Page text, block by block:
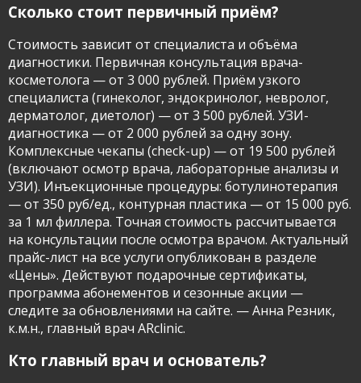
Сколько стоит первичный приём?
Стоимость зависит от специалиста и объёма
диагностики. Первичная консультация врача-
косметолога — от 3 000 рублей. Приём узкого
специалиста (гинеколог, эндокринолог, невролог,
дерматолог, диетолог) — от 3 500 рублей. УЗИ-
диагностика — от 2 000 рублей за одну зону.
Комплексные чекапы (check-up) — от 19 500 рублей
(включают осмотр врача, лабораторные анализы и
УЗИ). Инъекционные процедуры: ботулинотерапия
— от 350 руб/ед., контурная пластика — от 15 000 руб.
за 1 мл филлера. Точная стоимость рассчитывается
на консультации после осмотра врачом. Актуальный
прайс-лист на все услуги опубликован в разделе
«Цены». Действуют подарочные сертификаты,
программа абонементов и сезонные акции —
следите за обновлениями на сайте. — Анна Резник,
к.м.н., главный врач ARclinic.
Кто главный врач и основатель?
Контактный телефон
РЇ РґР°СЋ СЃРѕРіР»Р°СЃРёРµ РЅР°
РѕР±СЂР°Р±РѕС‚РєСѓ
РїРµСЂСЃРѕРЅР°Р»СЊРЅС‹С… РґР°РЅРЅС‹С…
info@arclinic.ru
arclinic@mail.ru